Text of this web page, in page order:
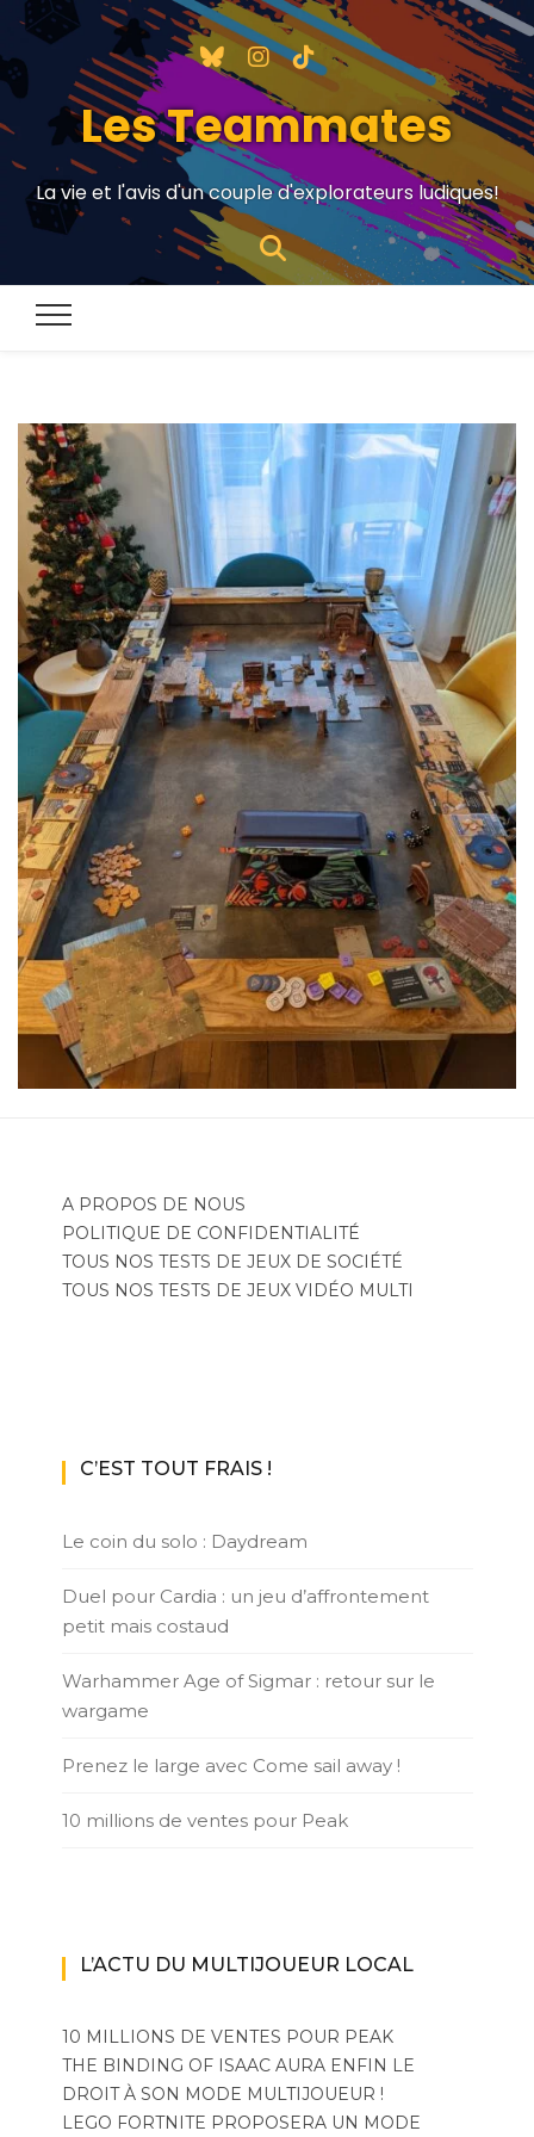
Les Teammates
La vie et l'avis d'un couple d'explorateurs ludiques!
A PROPOS DE NOUS
POLITIQUE DE CONFIDENTIALITÉ
TOUS NOS TESTS DE JEUX DE SOCIÉTÉ
TOUS NOS TESTS DE JEUX VIDÉO MULTI
C’EST TOUT FRAIS !
Le coin du solo : Daydream
Duel pour Cardia : un jeu d’affrontement
petit mais costaud
Warhammer Age of Sigmar : retour sur le
wargame
Prenez le large avec Come sail away !
10 millions de ventes pour Peak
L’ACTU DU MULTIJOUEUR LOCAL
10 MILLIONS DE VENTES POUR PEAK
THE BINDING OF ISAAC AURA ENFIN LE
DROIT À SON MODE MULTIJOUEUR !
LEGO FORTNITE PROPOSERA UN MODE